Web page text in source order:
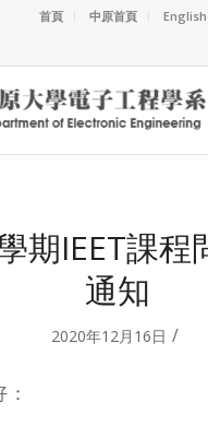
首頁 中原首頁 English
期IEET課程
通知
2020年12月16日 /